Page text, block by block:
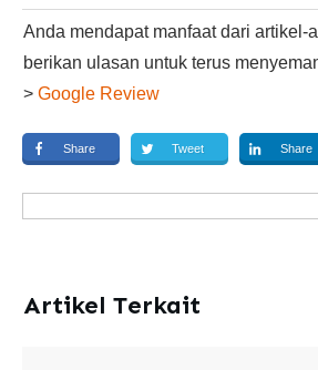
Anda mendapat manfaat dari artikel-
berikan ulasan untuk terus
> Google Review
Share Tweet Share
Artikel Terkait